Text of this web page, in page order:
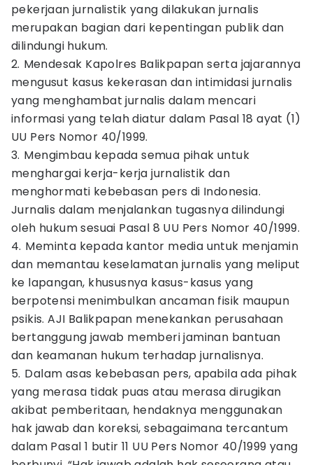
pekerjaan jurnalistik yang dilakukan jurnalis
merupakan bagian dari kepentingan publik dan
dilindungi hukum.
2. ⁠Mendesak Kapolres Balikpapan serta jajarannya
mengusut kasus kekerasan dan intimidasi jurnalis
yang menghambat jurnalis dalam mencari
informasi yang telah diatur dalam Pasal 18 ayat (1)
UU Pers Nomor 40/1999.
3.⁠ ⁠⁠Mengimbau kepada semua pihak untuk
menghargai kerja-kerja jurnalistik dan
menghormati kebebasan pers di Indonesia.
Jurnalis dalam menjalankan tugasnya dilindungi
oleh hukum sesuai Pasal 8 UU Pers Nomor 40/1999.
4.⁠ ⁠⁠Meminta kepada kantor media untuk menjamin
dan memantau keselamatan jurnalis yang meliput
ke lapangan, khususnya kasus-kasus yang
berpotensi menimbulkan ancaman fisik maupun
psikis. AJI Balikpapan menekankan perusahaan
bertanggung jawab memberi jaminan bantuan
dan keamanan hukum terhadap jurnalisnya.
5.⁠ ⁠⁠Dalam asas kebebasan pers, apabila ada pihak
yang merasa tidak puas atau merasa dirugikan
akibat pemberitaan, hendaknya menggunakan
hak jawab dan koreksi, sebagaimana tercantum
dalam Pasal 1 butir 11 UU Pers Nomor 40/1999 yang